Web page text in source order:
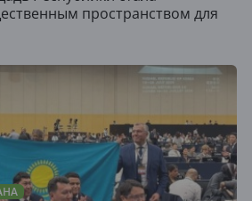
пространством для